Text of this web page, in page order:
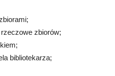
zbiorów;
bibliotekarza;